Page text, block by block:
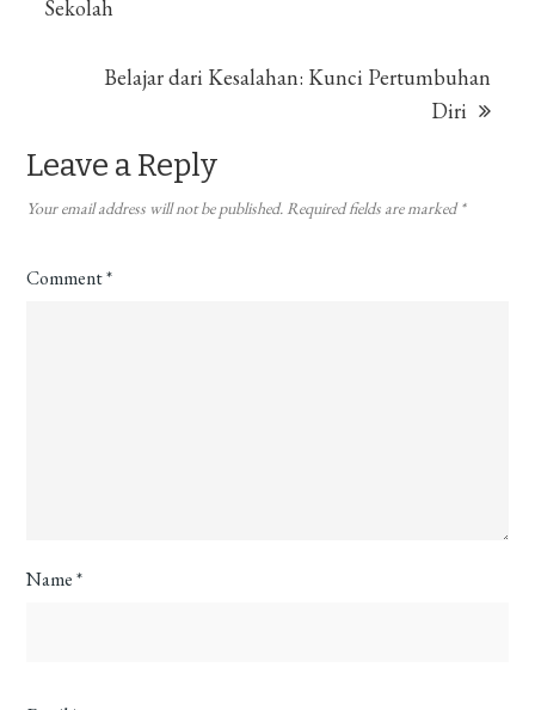
navigation
Sekolah
Belajar dari Kesalahan: Kunci Pertumbuhan
Diri
Leave a Reply
Your email address will not be published. Required fields are marked*
Comment*
Name*